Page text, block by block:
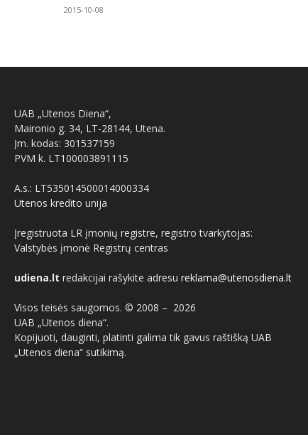
2015-10-08
UAB „Utenos Diena“,
Maironio g. 34, LT-28144, Utena.
Įm. kodas: 301537159
PVM k. LT100003891115
A.s.: LT535014500014000334
Utenos kredito unija
Įregistruota LR įmonių registre, registro tvarkytojas:
Valstybės įmonė Registrų centras
udiena.lt redakcijai rašykite adresu reklama@utenosdiena.lt
Visos teisės saugomos. © 2008 – 2026
UAB „Utenos diena“.
Kopijuoti, dauginti, platinti galima tik gavus raštišką UAB
„Utenos diena“ sutikimą.